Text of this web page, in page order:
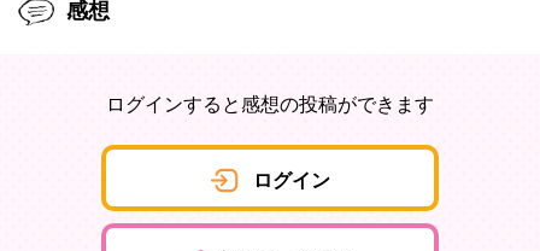
感想
ログインすると感想の投稿ができます
ログイン